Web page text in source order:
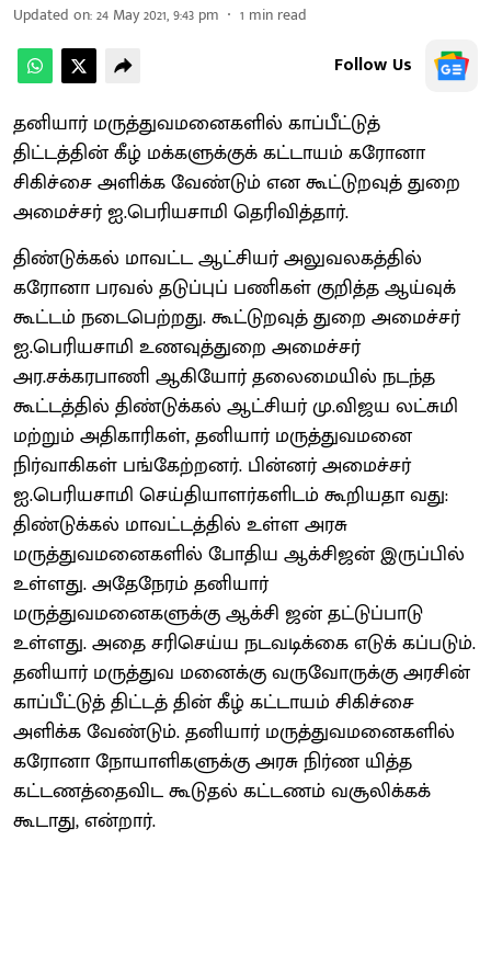
Updated on:24 May 2021, 9:43 pm 1 min read
Follow Us
தனியார் மருத்துவமனைகளில் காப்பீட்டுத்
திட்டத்தின் கீழ் மக்களுக்குக் கட்டாயம் கரோனா
சிகிச்சை அளிக்க வேண்டும் என கூட்டுறவுத் துறை
அமைச்சர் ஐ.பெரியசாமி தெரிவித்தார்.
திண்டுக்கல் மாவட்ட ஆட்சியர் அலுவலகத்தில்
கரோனா பரவல் தடுப்புப் பணிகள் குறித்த ஆய்வுக்
கூட்டம் நடைபெற்றது. கூட்டுறவுத் துறை அமைச்சர்
ஐ.பெரியசாமி உணவுத்துறை அமைச்சர்
அர.சக்கரபாணி ஆகியோர் தலைமையில் நடந்த
கூட்டத்தில் திண்டுக்கல் ஆட்சியர் மு.விஜய லட்சுமி
மற்றும் அதிகாரிகள், தனியார் மருத்துவமனை
நிர்வாகிகள் பங்கேற்றனர். பின்னர் அமைச்சர்
ஐ.பெரியசாமி செய்தியாளர்களிடம் கூறியதா வது:
திண்டுக்கல் மாவட்டத்தில் உள்ள அரசு
மருத்துவமனைகளில் போதிய ஆக்சிஜன் இருப்பில்
உள்ளது. அதேநேரம் தனியார்
மருத்துவமனைகளுக்கு ஆக்சி ஜன் தட்டுப்பாடு
உள்ளது. அதை சரிசெய்ய நடவடிக்கை எடுக் கப்படும்.
தனியார் மருத்துவ மனைக்கு வருவோருக்கு அரசின்
காப்பீட்டுத் திட்டத் தின் கீழ் கட்டாயம் சிகிச்சை
அளிக்க வேண்டும். தனியார் மருத்துவமனைகளில்
கரோனா நோயாளிகளுக்கு அரசு நிர்ண யித்த
கட்டணத்தைவிட கூடுதல் கட்டணம் வசூலிக்கக்
கூடாது, என்றார்.